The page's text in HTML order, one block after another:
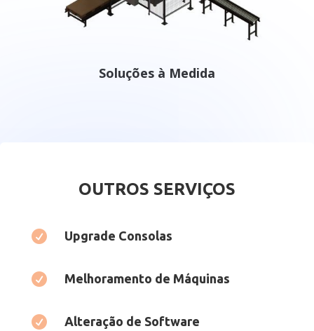
Soluções à Medida
OUTROS SERVIÇOS
 Upgrade Consolas
 Melhoramento de Máquinas
 Alteração de Software